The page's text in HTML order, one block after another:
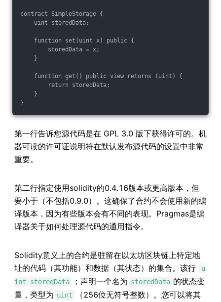
contract SimpleStorage {
    uint storedData;
    function set(uint x) public {
        storedData = x;
    }
    function get() public view returns (uint) {
        return storedData;
    }
第一行告诉您源代码是在 GPL 3.0 版下获得许可的。机
器可读的许可证说明符在默认发布源代码的设置中非常
重要。
第二行指定使用solidity的0.4.16版本或更高版本，但
要小于（不包括0.9.0）。这确保了合约不会使用新的编
译版本，因为有些版本会有不同的表现。Pragmas是编
译器关于如何处理源代码的通用指令。
Solidity意义上的合约是驻留在以太坊区块链上特定地
址的代码（其功能）和数据（其状态）的集合。该行
u
int storedData
；声明一个名为 storedData 的状态变
量，类型为 uint
（256位无符号整数）。您可以将其